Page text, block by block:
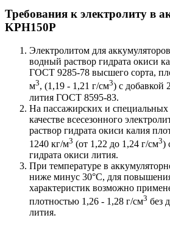
Требования к электролиту в
KPH150P
Электролитом для
водный раствор гидрата окиси
ГОСТ 9285-78 высшего сорта,
м3, (1,19 - 1,21 г/см3) с добавкой
лития ГОСТ 8595-83.
На пассажирских и
качестве всесезонного
раствор гидрата окиси калия
1240 кг/м3 (от 1,22 до 1,24 г/см3)
гидрата окиси лития.
При температуре в
ниже минус 30°С, для
характеристик возможно
плотностью 1,26 - 1,28 г/см3 без
лития.